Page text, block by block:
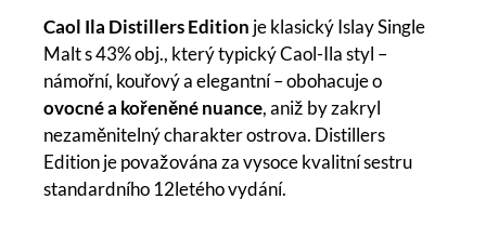
Caol Ila Distillers Edition je klasický Islay Single
Malt s 43% obj., který typický Caol-Ila styl –
námořní, kouřový a elegantní – obohacuje o
ovocné a kořeněné nuance, aniž by zakryl
nezaměnitelný charakter ostrova. Distillers
Edition je považována za vysoce kvalitní sestru
standardního 12letého vydání.